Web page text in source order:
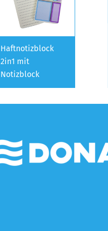
Haftnotizblock
2in1 mit
Notizblock